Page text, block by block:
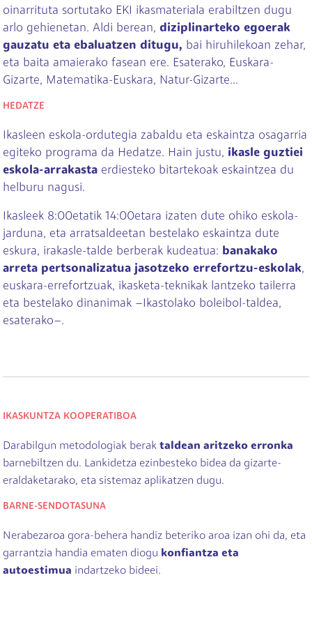
oinarrituta sortutako EKI ikasmateriala erabiltzen dugu
arlo gehienetan. Aldi berean, diziplinarteko egoerak
gauzatu eta ebaluatzen ditugu, bai hiruhilekoan zehar,
eta baita amaierako fasean ere. Esaterako, Euskara-
Gizarte, Matematika-Euskara, Natur-Gizarte...
HEDATZE
Ikasleen eskola-ordutegia zabaldu eta eskaintza osagarria
egiteko programa da Hedatze. Hain justu, ikasle guztiei
eskola-arrakasta erdiesteko bitartekoak eskaintzea du
helburu nagusi.
Ikasleek 8:00etatik 14:00etara izaten dute ohiko eskola-
jarduna, eta arratsaldeetan bestelako eskaintza dute
eskura, irakasle-talde berberak kudeatua: banakako
arreta pertsonalizatua jasotzeko errefortzu-eskolak,
euskara-errefortzuak, ikasketa-teknikak lantzeko tailerra
eta bestelako dinanimak –Ikastolako boleibol-taldea,
esaterako–.
IKASKUNTZA KOOPERATIBOA
Darabilgun metodologiak berak taldean aritzeko erronka
barnebiltzen du. Lankidetza ezinbesteko bidea da gizarte-
eraldaketarako, eta sistemaz aplikatzen dugu.
BARNE-SENDOTASUNA
Nerabezaroa gora-behera handiz beteriko aroa izan ohi da, eta
garrantzia handia ematen diogu konfiantza eta
autoestimua indartzeko bideei.